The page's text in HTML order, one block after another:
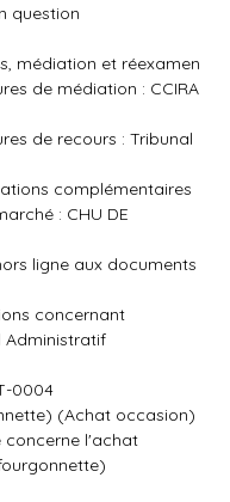
question
médiation et réexamen
de médiation : CCIRA
de recours : Tribunal
complémentaires
: CHU DE
ligne aux documents
concernant
Administratif
0004
(Achat occasion)
concerne l'achat